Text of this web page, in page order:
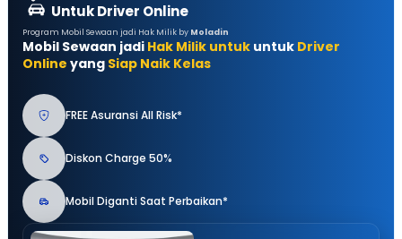
Untuk Driver Online
Program Mobil Sewaan jadi Hak Milik by Moladin
Mobil Sewaan jadi Hak Milik untuk untuk Driver
Online yang Siap Naik Kelas
FREE Asuransi All Risk*
Diskon Charge 50%
Mobil Diganti Saat Perbaikan*